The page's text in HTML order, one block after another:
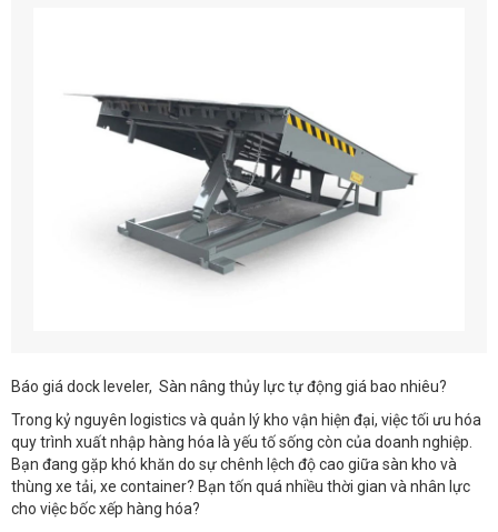
Báo giá dock leveler, Sàn nâng thủy lực tự động giá bao nhiêu?
Trong kỷ nguyên logistics và quản lý kho vận hiện đại, việc tối ưu hóa
quy trình xuất nhập hàng hóa là yếu tố sống còn của doanh nghiệp.
Bạn đang gặp khó khăn do sự chênh lệch độ cao giữa sàn kho và
thùng xe tải, xe container? Bạn tốn quá nhiều thời gian và nhân lực
cho việc bốc xếp hàng hóa?